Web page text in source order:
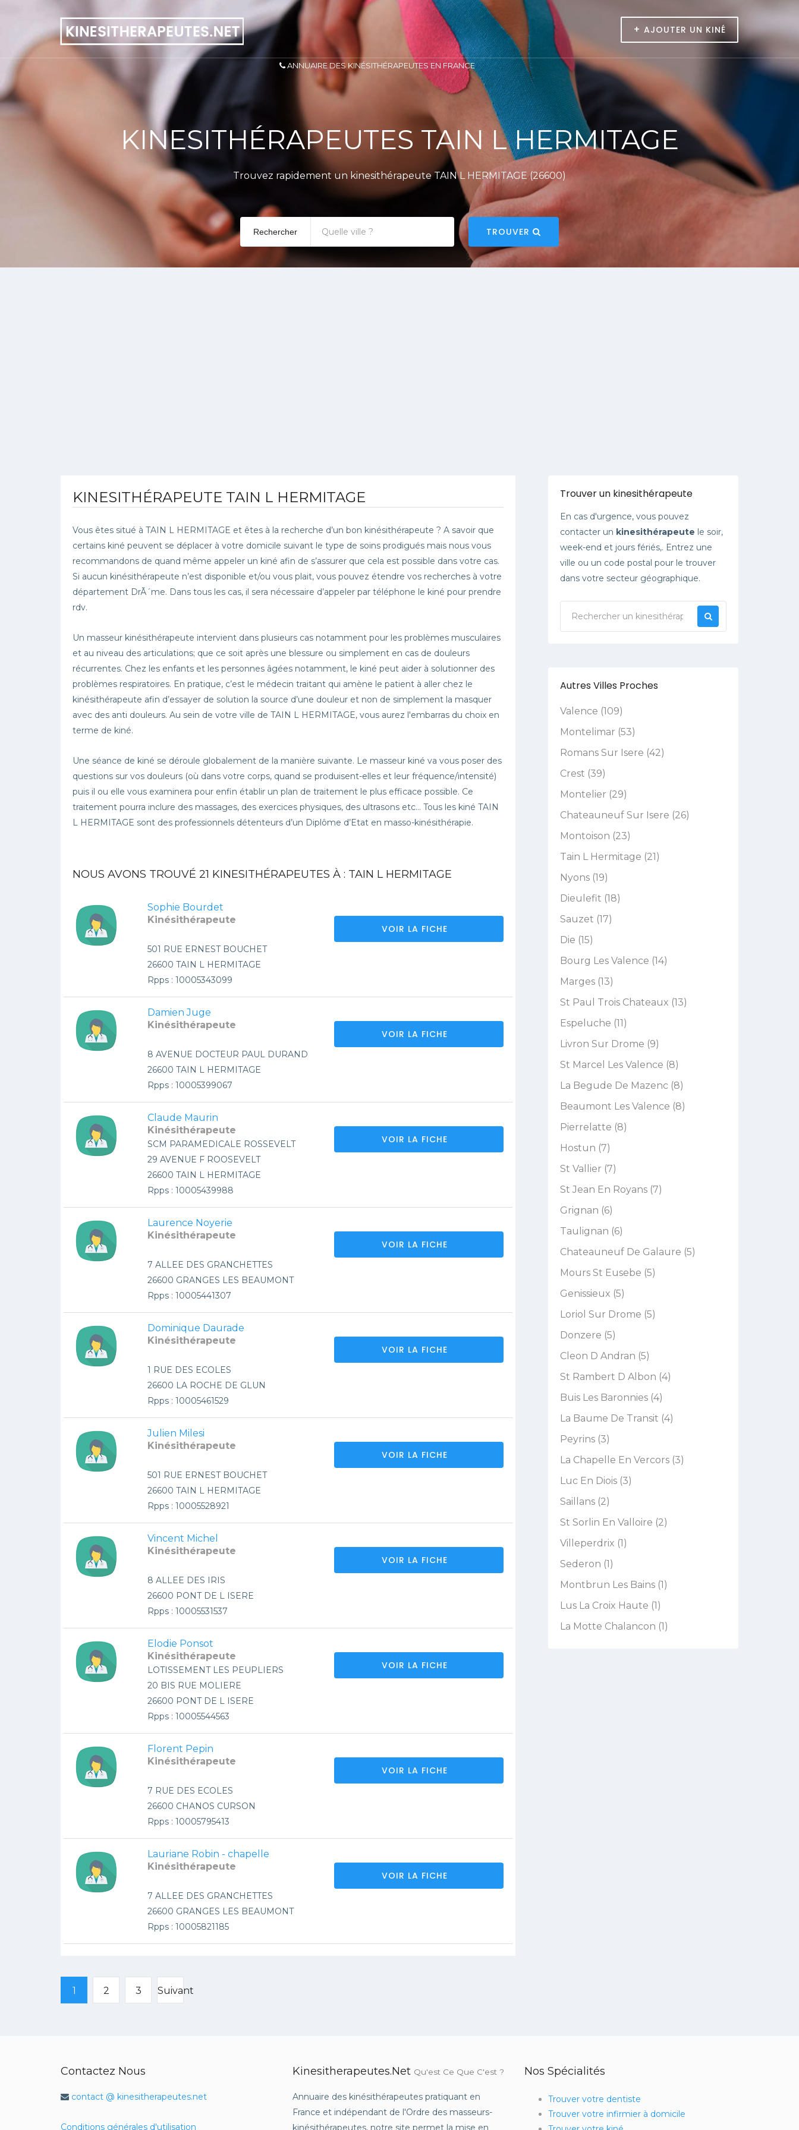
+ AJOUTER UN KINÉ
ANNUAIRE DES KINÉSITHÉRAPEUTES EN FRANCE
KINESITHÉRAPEUTES TAIN L HERMITAGE
Trouvez rapidement un kinesithérapeute TAIN L HERMITAGE (26600)
Rechercher TROUVER
KINESITHÉRAPEUTE TAIN L HERMITAGE
Vous êtes situé à TAIN L HERMITAGE et êtes à la recherche d’un bon kinésithérapeute ? A savoir que
certains kiné peuvent se déplacer à votre domicile suivant le type de soins prodigués mais nous vous
recommandons de quand même appeler un kiné afin de s’assurer que cela est possible dans votre cas.
Si aucun kinésithérapeute n’est disponible et/ou vous plait, vous pouvez étendre vos recherches à votre
département DrÃ´me. Dans tous les cas, il sera nécessaire d’appeler par téléphone le kiné pour prendre
rdv.
Un masseur kinésithérapeute intervient dans plusieurs cas notamment pour les problèmes musculaires
et au niveau des articulations; que ce soit après une blessure ou simplement en cas de douleurs
récurrentes. Chez les enfants et les personnes âgées notamment, le kiné peut aider à solutionner des
problèmes respiratoires. En pratique, c’est le médecin traitant qui amène le patient à aller chez le
kinésithérapeute afin d’essayer de solution la source d’une douleur et non de simplement la masquer
avec des anti douleurs. Au sein de votre ville de TAIN L HERMITAGE, vous aurez l'embarras du choix en
terme de kiné.
Une séance de kiné se déroule globalement de la manière suivante. Le masseur kiné va vous poser des
questions sur vos douleurs (où dans votre corps, quand se produisent-elles et leur fréquence/intensité)
puis il ou elle vous examinera pour enfin établir un plan de traitement le plus efficace possible. Ce
traitement pourra inclure des massages, des exercices physiques, des ultrasons etc… Tous les kiné TAIN
L HERMITAGE sont des professionnels détenteurs d’un Diplôme d’Etat en masso-kinésithérapie.
NOUS AVONS TROUVÉ 21 KINESITHÉRAPEUTES À : TAIN L HERMITAGE
Sophie Bourdet
Kinésithérapeute
501 RUE ERNEST BOUCHET
26600 TAIN L HERMITAGE
Rpps : 10005343099
VOIR LA FICHE
Damien Juge
Kinésithérapeute
8 AVENUE DOCTEUR PAUL DURAND
26600 TAIN L HERMITAGE
Rpps : 10005399067
VOIR LA FICHE
Claude Maurin
Kinésithérapeute
SCM PARAMEDICALE ROSSEVELT
29 AVENUE F ROOSEVELT
26600 TAIN L HERMITAGE
Rpps : 10005439988
VOIR LA FICHE
Laurence Noyerie
Kinésithérapeute
7 ALLEE DES GRANCHETTES
26600 GRANGES LES BEAUMONT
Rpps : 10005441307
VOIR LA FICHE
Dominique Daurade
Kinésithérapeute
1 RUE DES ECOLES
26600 LA ROCHE DE GLUN
Rpps : 10005461529
VOIR LA FICHE
Julien Milesi
Kinésithérapeute
501 RUE ERNEST BOUCHET
26600 TAIN L HERMITAGE
Rpps : 10005528921
VOIR LA FICHE
Vincent Michel
Kinésithérapeute
8 ALLEE DES IRIS
26600 PONT DE L ISERE
Rpps : 10005531537
VOIR LA FICHE
Elodie Ponsot
Kinésithérapeute
LOTISSEMENT LES PEUPLIERS
20 BIS RUE MOLIERE
26600 PONT DE L ISERE
Rpps : 10005544563
VOIR LA FICHE
Florent Pepin
Kinésithérapeute
7 RUE DES ECOLES
26600 CHANOS CURSON
Rpps : 10005795413
VOIR LA FICHE
Lauriane Robin - chapelle
Kinésithérapeute
7 ALLEE DES GRANCHETTES
26600 GRANGES LES BEAUMONT
Rpps : 10005821185
VOIR LA FICHE
1 2 3 Suivant
Trouver un kinesithérapeute
En cas d'urgence, vous pouvez
contacter un kinesithérapeute le soir,
week-end et jours fériés,. Entrez une
ville ou un code postal pour le trouver
dans votre secteur géographique.
Autres Villes Proches
Valence (109)
Montelimar (53)
Romans Sur Isere (42)
Crest (39)
Montelier (29)
Chateauneuf Sur Isere (26)
Montoison (23)
Tain L Hermitage (21)
Nyons (19)
Dieulefit (18)
Sauzet (17)
Die (15)
Bourg Les Valence (14)
Marges (13)
St Paul Trois Chateaux (13)
Espeluche (11)
Livron Sur Drome (9)
St Marcel Les Valence (8)
La Begude De Mazenc (8)
Beaumont Les Valence (8)
Pierrelatte (8)
Hostun (7)
St Vallier (7)
St Jean En Royans (7)
Grignan (6)
Taulignan (6)
Chateauneuf De Galaure (5)
Mours St Eusebe (5)
Genissieux (5)
Loriol Sur Drome (5)
Donzere (5)
Cleon D Andran (5)
St Rambert D Albon (4)
Buis Les Baronnies (4)
La Baume De Transit (4)
Peyrins (3)
La Chapelle En Vercors (3)
Luc En Diois (3)
Saillans (2)
St Sorlin En Valloire (2)
Villeperdrix (1)
Sederon (1)
Montbrun Les Bains (1)
Lus La Croix Haute (1)
La Motte Chalancon (1)
Contactez Nous
contact @ kinesitherapeutes.net
Conditions générales d'utilisation
Kinesitherapeutes.net Qu'est Ce Que C'est ?
Annuaire des kinésithérapeutes pratiquant en
France et indépendant de l'Ordre des masseurs-
kinésithérapeutes, notre site permet la mise en
Nos Spécialités
Trouver votre dentiste
Trouver votre infirmier à domicile